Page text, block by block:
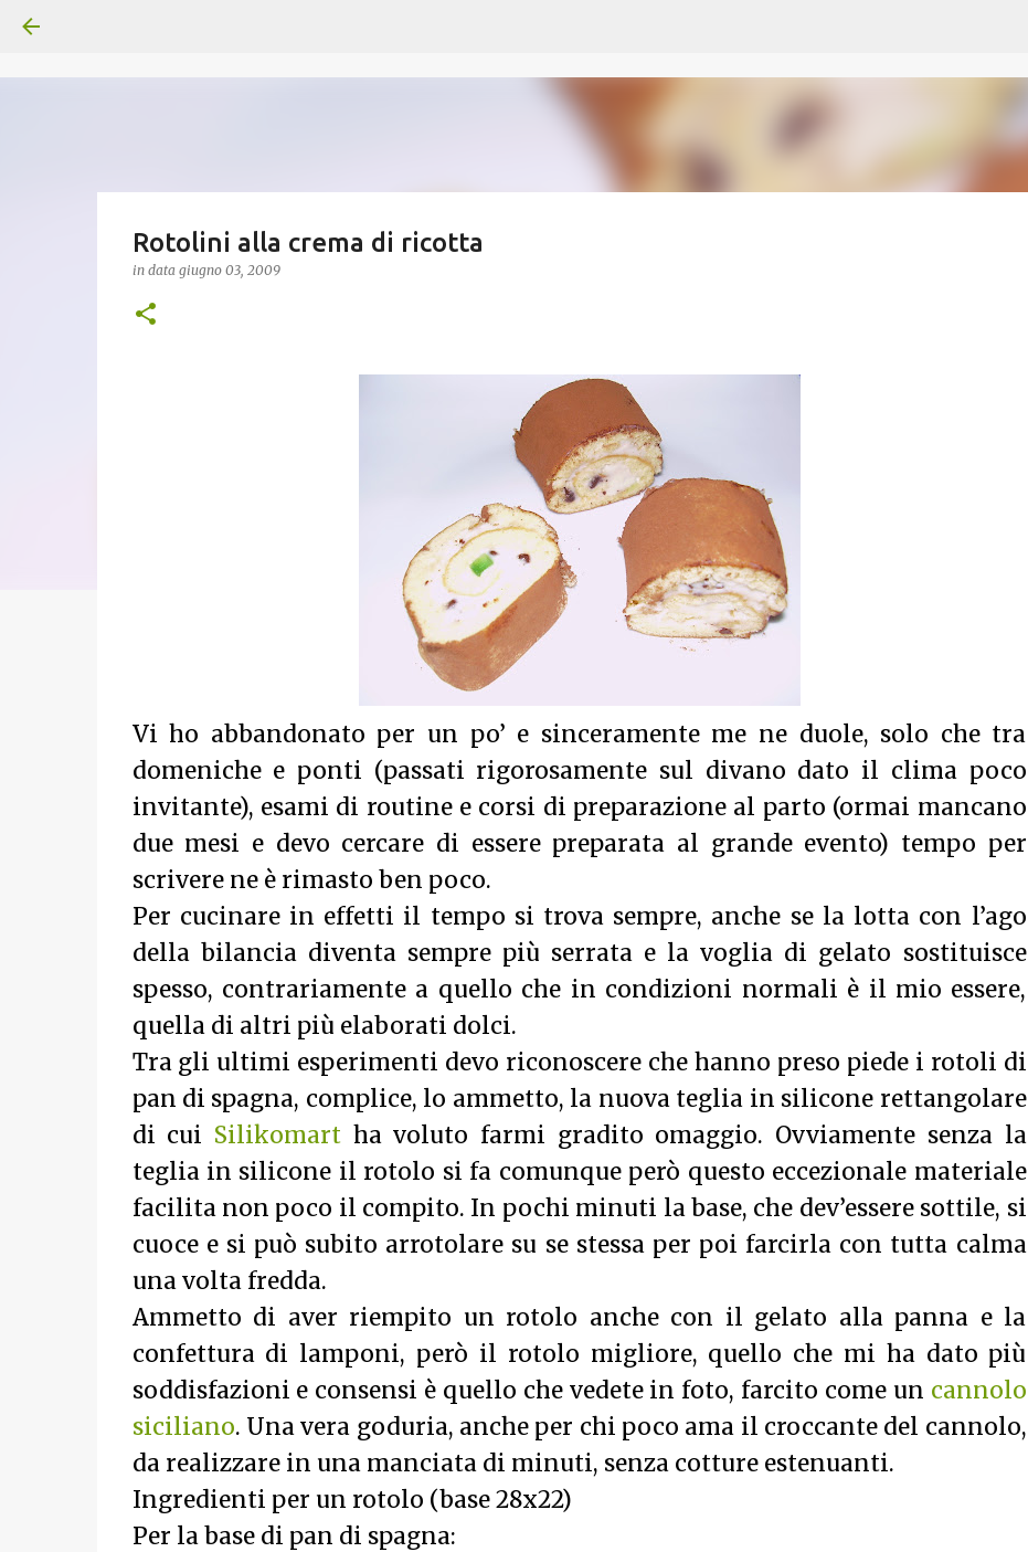
Rotolini alla crema di ricotta
in data giugno 03, 2009
Vi ho abbandonato per un po’ e sinceramente me ne duole, solo che tra
domeniche e ponti (passati rigorosamente sul divano dato il clima poco
invitante), esami di routine e corsi di preparazione al parto (ormai mancano
due mesi e devo cercare di essere preparata al grande evento) tempo per
scrivere ne è rimasto ben poco.
Per cucinare in effetti il tempo si trova sempre, anche se la lotta con l’ago
della bilancia diventa sempre più serrata e la voglia di gelato sostituisce
spesso, contrariamente a quello che in condizioni normali è il mio essere,
quella di altri più elaborati dolci.
Tra gli ultimi esperimenti devo riconoscere che hanno preso piede i rotoli di
pan di spagna, complice, lo ammetto, la nuova teglia in silicone rettangolare
di cui Silikomartha voluto farmi gradito omaggio. Ovviamente senza la
teglia in silicone il rotolo si fa comunque però questo eccezionale materiale
facilita non poco il compito. In pochi minuti la base, che dev’essere sottile, si
cuoce e si può subito arrotolare su se stessa per poi farcirla con tutta calma
una volta fredda.
Ammetto di aver riempito un rotolo anche con il gelato alla panna e la
confettura di lamponi, però il rotolo migliore, quello che mi ha dato più
soddisfazioni e consensi è quello che vedete in foto, farcito come un cannolo
siciliano. Una vera goduria, anche per chi poco ama il croccante del cannolo,
da realizzare in una manciata di minuti, senza cotture estenuanti.
Ingredienti per un rotolo (base 28x22)
Per la base di pan di spagna: